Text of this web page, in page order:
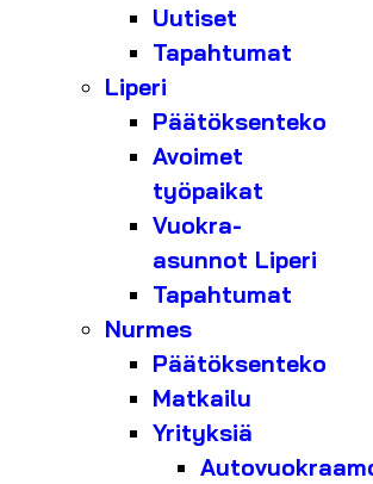
Uutiset
Tapahtumat
Liperi
Päätöksenteko
Avoimet
työpaikat
Vuokra-
asunnot Liperi
Tapahtumat
Nurmes
Päätöksenteko
Matkailu
Yrityksiä